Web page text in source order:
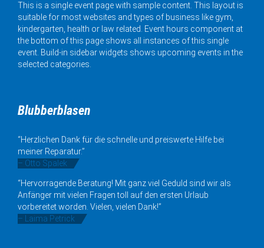
This is a single event page with sample content. This layout is
suitable for most websites and types of business like gym,
kindergarten, health or law related. Event hours component at
the bottom of this page shows all instances of this single
event. Build-in sidebar widgets shows upcoming events in the
selected categories.
Blubberblasen
“Herzlichen Dank für die schnelle und preiswerte Hilfe bei
meiner Reparatur.”
– Otto Spalek
“Hervorragende Beratung! Mit ganz viel Geduld sind wir als
Anfänger mit vielen Fragen toll auf den ersten Urlaub
vorbereitet worden. Vielen, vielen Dank!”
– Laima Petrick